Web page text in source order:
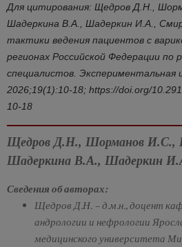
Для цитирования: Щедров Д.Н.,
Шадеркина В.А., Шадеркин И.А.,
тактики ведения пациентов с
регионах Российской Федерации по
специалистов. Экспериментальная
2026;19(1):10-18; https://doi.org/
10-18
Щедров Д.Н., Шорманов И.С.,
Шадеркина В.А., Шадеркин
Сведения об авторах:
Щедров Д.Н. – д.м.н., доцент
андрологии и нефрологии
медицинского университета